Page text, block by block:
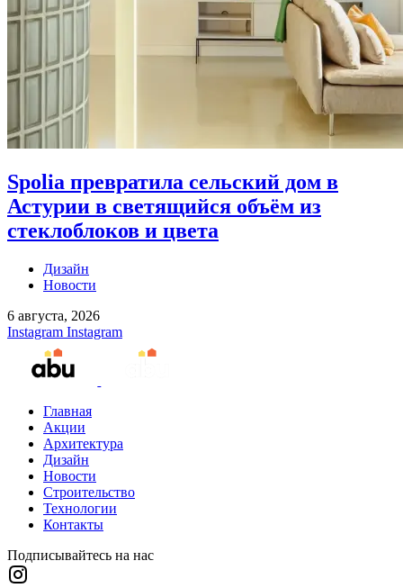
Spolia превратила сельский дом в
Астурии в светящийся объём из
стеклоблоков и цвета
Дизайн
Новости
6 августа, 2026
Instagram Instagram
Главная
Акции
Архитектура
Дизайн
Новости
Строительство
Технологии
Контакты
Подписывайтесь на нас